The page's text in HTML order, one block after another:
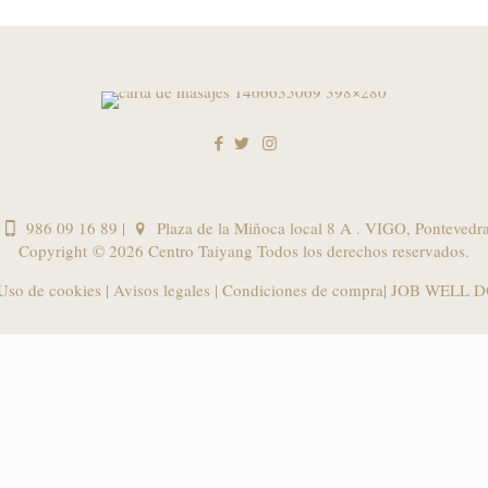
986 09 16 89 |
Plaza de la Miñoca local 8 A . VIGO,
Copyright © 2026 Centro Taiyang Todos los derechos reservados.
de cookies | Avisos legales | Condiciones de compra| JOB WELL